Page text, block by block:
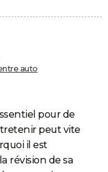
auto
pour de
peut vite
il est
révision de sa